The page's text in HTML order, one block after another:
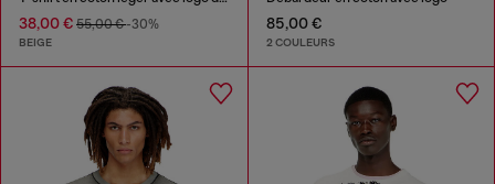
38,00 € 55,00 €-30%
BEIGE
85,00 €
2 COULEURS